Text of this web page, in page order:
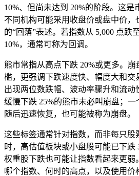
10%、但尚未达到 20%的阶段。这是
不同机构可能采用收盘价或盘中价，
的“回落”表述。若指数从 5,000 点跌
10%，通常可称为回调。
熊市常指从高点下跌 20%或更多。崩
槛，更强调下跌速度快、幅度大和交
出现两位数跌幅、波动率骤升和流动
缓慢下跌 25%的熊市未必叫崩盘；一
随后迅速恢复，也可能被称为崩盘。
这些标签通常针对指数，而非每只股
时，高估值板块或小盘股可能已下跌
权重股下跌也可能让指数看起来更弱
哪个指数、何时的高点，以及使用价